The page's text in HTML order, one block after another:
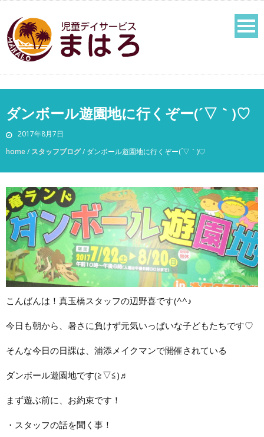
ダンボール遊園地に行くぞー(´▽｀)♡
2017年8月7日
home/ スタッフブログ/ ダンボール遊園地に行くぞー(´▽｀)♡
こんばんは！真玉橋スタッフの辺野喜です(^^♪
今日も朝から、暑さに負けず元気いっぱいな子どもたちです♡
そんな今日の日課は、浦添メイクマンで開催されている
ダンボール遊園地です(≧▽≦)♬
まず遊ぶ前に、お約束です！
・スタッフの話を聞く事！